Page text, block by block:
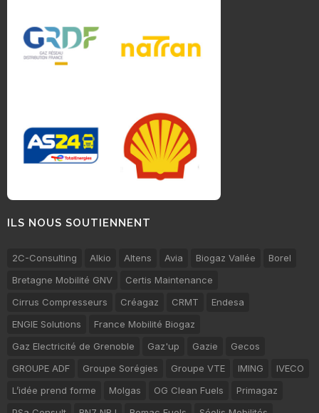
ILS NOUS SOUTIENNENT
2C-Consulting Alkio Altens Avia Biogaz Vallée
Borel
Bretagne Mobilité GNV
Certis Maintenance
Cirrus Compresseurs
Créagaz CRMT
Endesa
ENGIE Solutions
France Mobilité Biogaz
Gaz Electricité de Grenoble
Gaz'up Gazie
Gecos
GROUPE ADF
Groupe Sorégies Groupe VTE IMING
IVECO
L’idée prend forme
Molgas OG Clean Fuels
Primagaz